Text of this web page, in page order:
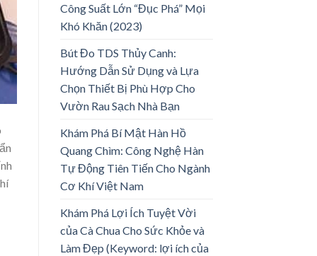
Công Suất Lớn “Đục Phá” Mọi
Khó Khăn (2023)
Bút Đo TDS Thủy Canh:
Hướng Dẫn Sử Dụng và Lựa
Chọn Thiết Bị Phù Hợp Cho
Vườn Rau Sạch Nhà Bạn
Khám Phá Bí Mật Hàn Hồ
Quang Chìm: Công Nghệ Hàn
Tự Động Tiên Tiến Cho Ngành
Cơ Khí Việt Nam
Khám Phá Lợi Ích Tuyệt Vời
của Cà Chua Cho Sức Khỏe và
Làm Đẹp (Keyword: lợi ích của